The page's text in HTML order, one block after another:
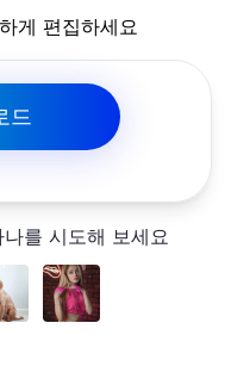
게 편집하세요
드
를 시도해 보세요